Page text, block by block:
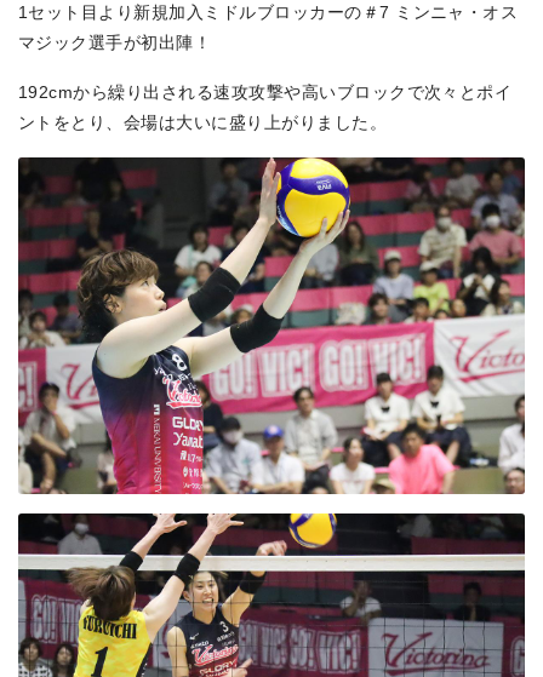
1セット目より新規加入ミドルブロッカーの＃7 ミンニャ・オス
マジック選手が初出陣！
192cmから繰り出される速攻攻撃や高いブロックで次々とポイ
ントをとり、会場は大いに盛り上がりました。